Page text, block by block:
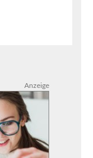
Anzeige